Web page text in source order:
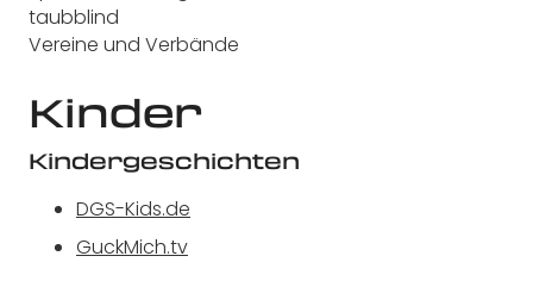
taubblind
Vereine und Verbände
Kinder
Kindergeschichten
DGS-Kids.de
GuckMich.tv